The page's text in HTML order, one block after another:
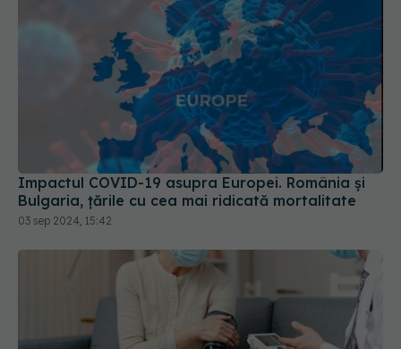
Impactul COVID-19 asupra Europei. România și
Bulgaria, țările cu cea mai ridicată mortalitate
03 sep 2024, 15:42